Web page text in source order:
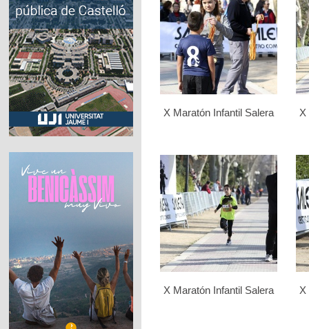
X Maratón Infantil Salera X
X Maratón Infantil Salera X